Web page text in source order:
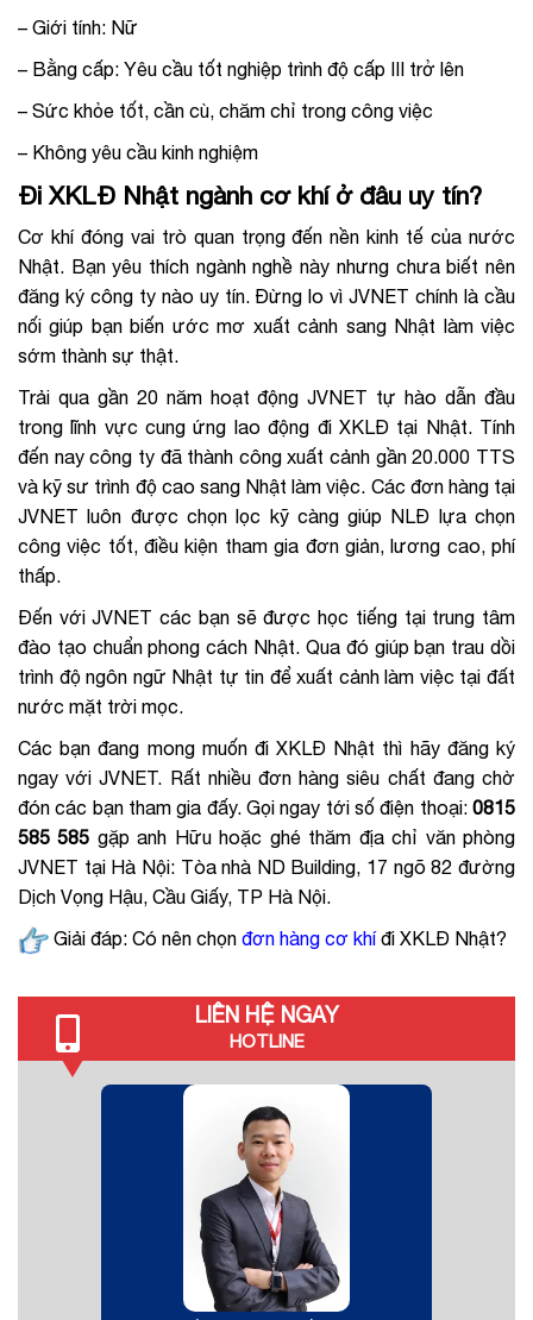
– Giới tính: Nữ
– Bằng cấp: Yêu cầu tốt nghiệp trình độ cấp III trở lên
– Sức khỏe tốt, cần cù, chăm chỉ trong công việc
– Không yêu cầu kinh nghiệm
Đi XKLĐ Nhật ngành cơ khí ở đâu uy tín?
Cơ khí đóng vai trò quan trọng đến nền kinh tế của nước
Nhật. Bạn yêu thích ngành nghề này nhưng chưa biết nên
đăng ký công ty nào uy tín. Đừng lo vì JVNET chính là cầu
nối giúp bạn biến ước mơ xuất cảnh sang Nhật làm việc
sớm thành sự thật.
Trải qua gần 20 năm hoạt động JVNET tự hào dẫn đầu
trong lĩnh vực cung ứng lao động đi XKLĐ tại Nhật. Tính
đến nay công ty đã thành công xuất cảnh gần 20.000 TTS
và kỹ sư trình độ cao sang Nhật làm việc. Các đơn hàng tại
JVNET luôn được chọn lọc kỹ càng giúp NLĐ lựa chọn
công việc tốt, điều kiện tham gia đơn giản, lương cao, phí
thấp.
Đến với JVNET các bạn sẽ được học tiếng tại trung tâm
đào tạo chuẩn phong cách Nhật. Qua đó giúp bạn trau dồi
trình độ ngôn ngữ Nhật tự tin để xuất cảnh làm việc tại đất
nước mặt trời mọc.
Các bạn đang mong muốn đi XKLĐ Nhật thì hãy đăng ký
ngay với JVNET. Rất nhiều đơn hàng siêu chất đang chờ
đón các bạn tham gia đấy. Gọi ngay tới số điện thoại: 0815
585 585 gặp anh Hữu hoặc ghé thăm địa chỉ văn phòng
JVNET tại Hà Nội: Tòa nhà ND Building, 17 ngõ 82 đường
Dịch Vọng Hậu, Cầu Giấy, TP Hà Nội.
Giải đáp: Có nên chọn đơn hàng cơ khí đi XKLĐ Nhật?
LIÊN HỆ NGAY
HOTLINE